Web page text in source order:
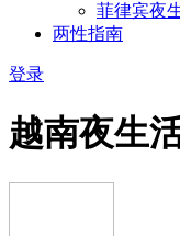
菲律宾夜
两性指南
登录
越南夜生